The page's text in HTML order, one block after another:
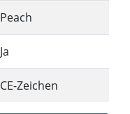
Peach
Ja
CE-Zeichen